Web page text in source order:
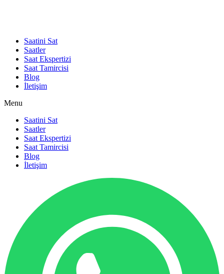
Saatini Sat
Saatler
Saat Ekspertizi
Saat Tamircisi
Blog
İletişim
Menu
Saatini Sat
Saatler
Saat Ekspertizi
Saat Tamircisi
Blog
İletişim